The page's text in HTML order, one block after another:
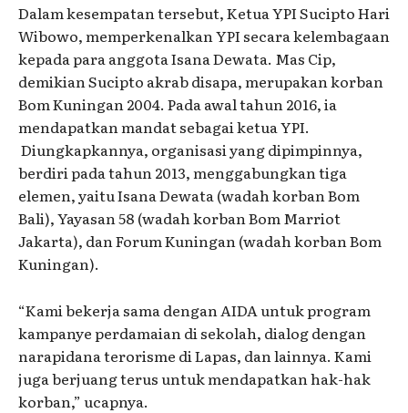
Dalam kesempatan tersebut, Ketua YPI Sucipto Hari
Wibowo, memperkenalkan YPI secara kelembagaan
kepada para anggota Isana Dewata. Mas Cip,
demikian Sucipto akrab disapa, merupakan korban
Bom Kuningan 2004. Pada awal tahun 2016, ia
mendapatkan mandat sebagai ketua YPI.
Diungkapkannya, organisasi yang dipimpinnya,
berdiri pada tahun 2013, menggabungkan tiga
elemen, yaitu Isana Dewata (wadah korban Bom
Bali), Yayasan 58 (wadah korban Bom Marriot
Jakarta), dan Forum Kuningan (wadah korban Bom
Kuningan).
“Kami bekerja sama dengan AIDA untuk program
kampanye perdamaian di sekolah, dialog dengan
narapidana terorisme di Lapas, dan lainnya. Kami
juga berjuang terus untuk mendapatkan hak-hak
korban,” ucapnya.